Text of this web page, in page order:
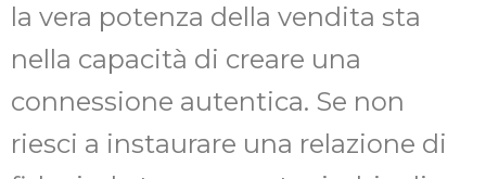
la vera potenza della vendita sta
nella capacità di creare una
connessione autentica. Se non
riesci a instaurare una relazione di